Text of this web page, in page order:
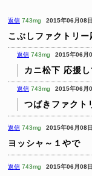
返信 743mg 2015年06月08
こぶしファクトリ
返信 743mg 2015年06月
カニ松下 応援
返信 743mg 2015年06月
つばきファクト
返信 743mg 2015年06月08
ヨッシャ～１やで
返信 743mg 2015年06月08